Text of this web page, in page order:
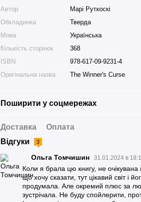
Автор
Марі Руткоскі
Обкладинка
Тверда
Мова
Українська
Кількість сторінок
368
ISBN
978-617-09-9231-4
Оригінальна назва
The Winner's Curse
Поширити у соцмережах
Доставка
Оплата
Відгуки
3
Ольга Томчишин 31.01.2024 в
Коли я брала цю книгу, не
що хочу сказати, тут цікавий світ і
продумала. Але окремий плюс за
зустрічала. Не буду спойлерити,